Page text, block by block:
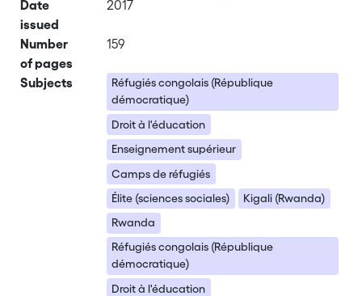
Date
issued
2017
Number
of pages
159
Subjects
Réfugiés congolais (République
démocratique)
Droit à l'éducation
Enseignement supérieur
Camps de réfugiés
Élite (sciences sociales)
Kigali (Rwanda)
Rwanda
Réfugiés congolais (République
démocratique)
Droit à l'éducation